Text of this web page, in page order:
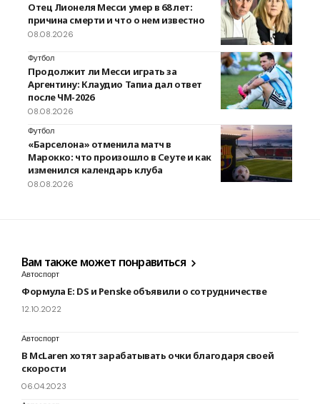
Отец Лионеля Месси умер в 68 лет:
причина смерти и что о нем известно
08.08.2026
Футбол
Продолжит ли Месси играть за
Аргентину: Клаудио Тапиа дал ответ
после ЧМ-2026
08.08.2026
Футбол
«Барселона» отменила матч в
Марокко: что произошло в Сеуте и как
изменился календарь клуба
08.08.2026
Вам также может понравиться
Автоспорт
Формула Е: DS и Penske объявили о сотрудничестве
12.10.2022
Автоспорт
В McLaren хотят зарабатывать очки благодаря своей
скорости
06.04.2023